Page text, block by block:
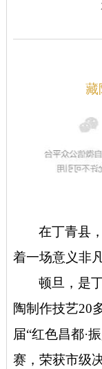
藏
在丁青县
着一场意义非
顿旦，是
陶制作技艺20
届“红色昌都·
赛，荣获市级